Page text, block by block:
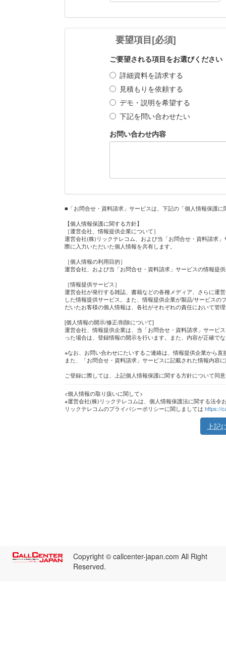
要望項目[必須]
ご要望される項目をお選びください
詳細資料を請求する
見積もりを依頼する
デモ・説明を希望する
下記を問い合わせたい
お問い合わせ内容
■「お問合せ・資料請求」サービスは、下記の「個人情報保護
【個人情報保護に関する方針】
［運営会社、情報提供企業について］
運営会社(株)リックテレコム、および当「お問合せ・資料請求
際に入力いただいた個人情報を共有します。
［個人情報の利用目的］
運営会社、および当「お問合せ・資料請求」サービスの情報提
［情報提供サービス］
運営会社が発行する雑誌、書籍などの各種メディア、さらに運
した情報提供サービス。また、情報提供企業が製品/サービス
だいたお客様の個人情報は、各社がそれぞれの責任において管
[個人情報の開示/修正/削除について]
運営会社、情報提供企業は、当「お問合せ・資料請求」サービ
った場合は、登録情報の開示を行います。また、内容が正確で
※なお、お問い合わせにたいするご連絡は、情報提供企業から
また、「お問合せ・資料請求」サービスに記載された情報内容
ご登録に際しては、上記個人情報保護に関する方針について同
<個人情報の取り扱いに関して>
※運営会社(株)リックテレコムは、個人情報保護法に関する法令
リックテレコムのプライバシーポリシーに関しましては https://
上記
Copyright © callcenter-japan.com All Right
Reserved.